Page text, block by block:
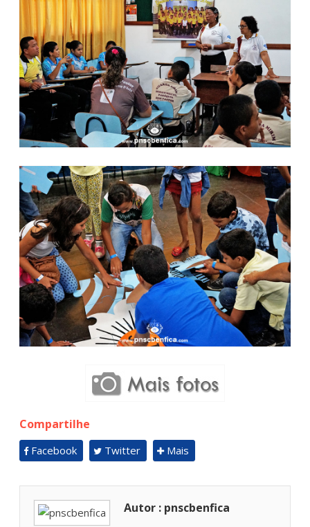
Compartilhe
Facebook Twitter Mais
Autor : pnscbenfica